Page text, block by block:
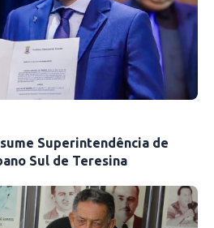
Superintendência de
Sul de Teresina